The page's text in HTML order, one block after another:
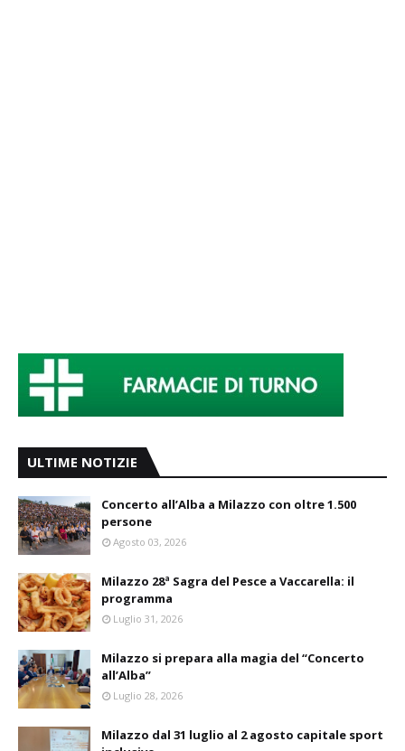
ULTIME NOTIZIE
Concerto all’Alba a Milazzo con oltre 1.500
persone
Agosto 03, 2026
Milazzo 28ª Sagra del Pesce a Vaccarella: il
programma
Luglio 31, 2026
Milazzo si prepara alla magia del “Concerto
all’Alba”
Luglio 28, 2026
Milazzo dal 31 luglio al 2 agosto capitale sport